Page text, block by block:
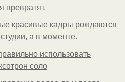
превратят.
красивые кадры рождаются
а в моменте.
использовать
соло